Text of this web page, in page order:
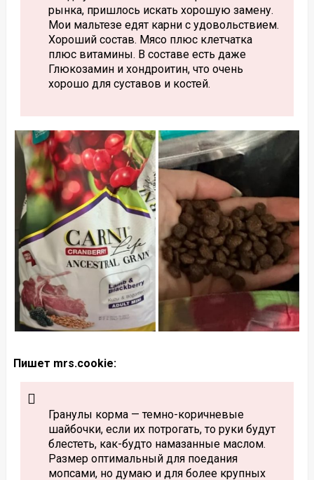
рынка, пришлось искать хорошую замену.
Мои мальтезе едят карни с удовольствием.
Хороший состав. Мясо плюс клетчатка
плюс витамины. В составе есть даже
Глюкозамин и хондроитин, что очень
хорошо для суставов и костей.
Пишет mrs.cookie:
Гранулы корма — темно-коричневые
шайбочки, если их потрогать, то руки будут
блестеть, как-будто намазанные маслом.
Размер оптимальный для поедания
мопсами, но думаю и для более крупных